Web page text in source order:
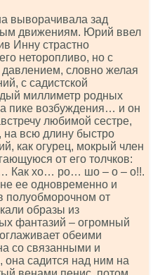
выворачивала зад
движениям. Юрий ввел
Инну страстно
неторопливо, но с
словно желая
с садистской
миллиметр родных
пике возбуждения… и он
любимой сестре,
на всю длину быстро
как огурец, мокрый член
от его толчков:
Как хо… ро… шо – о – о!!.
ее одновременно и
полуобморочном от
образы из
фантазий – огромный
обеими
со связанными и
она садится над ним на